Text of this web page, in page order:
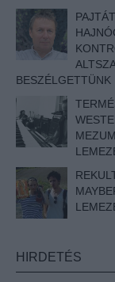
BESZÉLGETTÜNK
HIRDETÉS